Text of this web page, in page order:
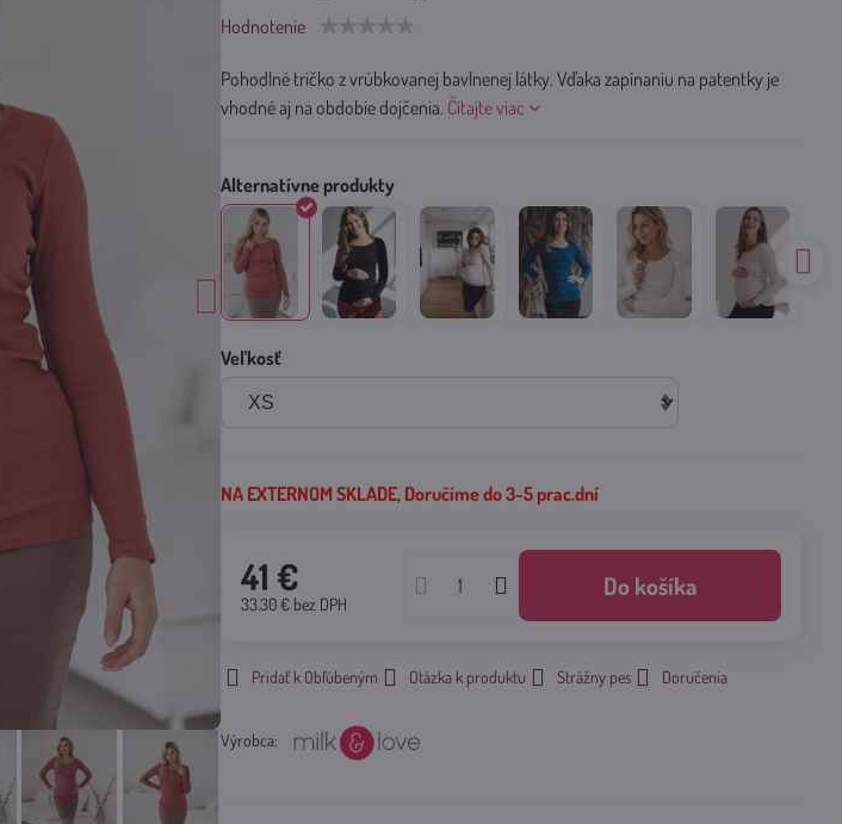
Hodnotenie
Pohodlné tričko z vrúbkovanej bavlnenej látky. Vďaka zapínaniu na patentky je
vhodné aj na obdobie dojčenia. Čítajte viac
Veľkosť
NA EXTERNOM SKLADE, Doručíme do 3-5 prac.dní
41 €
33.30 € bez DPH
Do košíka
Pridať k Obľúbeným Otázka k produktu Strážny pes Doručenia
Výrobca: